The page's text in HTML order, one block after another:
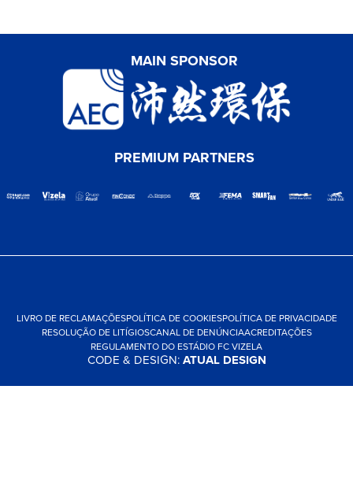
MAIN SPONSOR
PREMIUM PARTNERS
LIVRO DE RECLAMAÇÕESPOLÍTICA DE COOKIESPOLÍTICA DE PRIVACIDADE
RESOLUÇÃO DE LITÍGIOSCANAL DE DENÚNCIAACREDITAÇÕES
REGULAMENTO DO ESTÁDIO FC VIZELA
CODE & DESIGN:ATUAL DESIGN